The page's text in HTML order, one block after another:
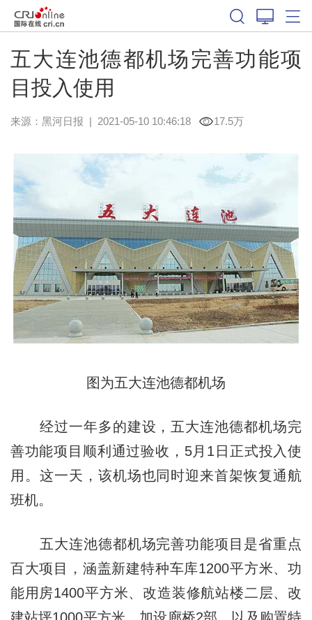
五大连池德都机场完善功能项
目投入使用
来源： 黑河日报 | 2021-05-10 10:46:18 17.5万
图为五大连池德都机场
经过一年多的建设，五大连池德都机场完
善功能项目顺利通过验收，5月1日正式投入使
用。这一天，该机场也同时迎来首架恢复通航
班机。
五大连池德都机场完善功能项目是省重点
百大项目，涵盖新建特种车库1200平方米、功
能用房1400平方米、改造装修航站楼二层、改
建站坪1000平方米、加设廊桥2部，以及购置特